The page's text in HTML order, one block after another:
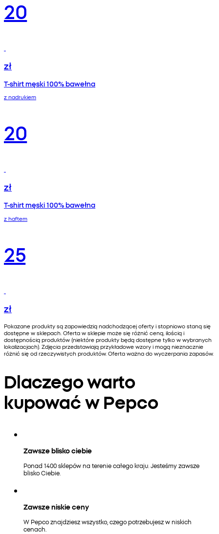
20
zł
T-shirt męski 100% bawełna
z nadrukiem
20
zł
T-shirt męski 100% bawełna
z haftem
25
zł
Pokazane produkty są zapowiedzią nadchodzącej oferty i stopniowo staną się
dostępne w sklepach. Oferta w sklepie może się różnić ceną, ilością i
dostępnością produktów (niektóre produkty będą dostępne tylko w wybranych
lokalizacjach). Zdjęcia przedstawiają przykładowe wzory i mogą nieznacznie
różnić się od rzeczywistych produktów. Oferta ważna do wyczerpania zapasów.
Dlaczego warto
kupować w Pepco
Zawsze blisko ciebie
Ponad 1400 sklepów na terenie całego kraju. Jesteśmy zawsze
blisko Ciebie.
Zawsze niskie ceny
W Pepco znajdziesz wszystko, czego potrzebujesz w niskich
cenach.